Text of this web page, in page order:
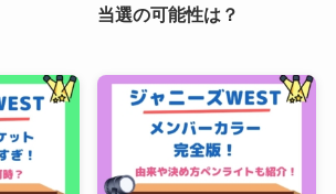
当選の可能性は？